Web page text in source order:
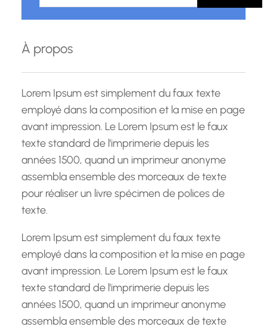
h
r
c
h
À propos
Lorem Ipsum est simplement du faux texte
employé dans la composition et la mise en page
avant impression. Le Lorem Ipsum est le faux
texte standard de l'imprimerie depuis les
années 1500, quand un imprimeur anonyme
assembla ensemble des morceaux de texte
pour réaliser un livre spécimen de polices de
texte.
Lorem Ipsum est simplement du faux texte
employé dans la composition et la mise en page
avant impression. Le Lorem Ipsum est le faux
texte standard de l'imprimerie depuis les
années 1500, quand un imprimeur anonyme
assembla ensemble des morceaux de texte